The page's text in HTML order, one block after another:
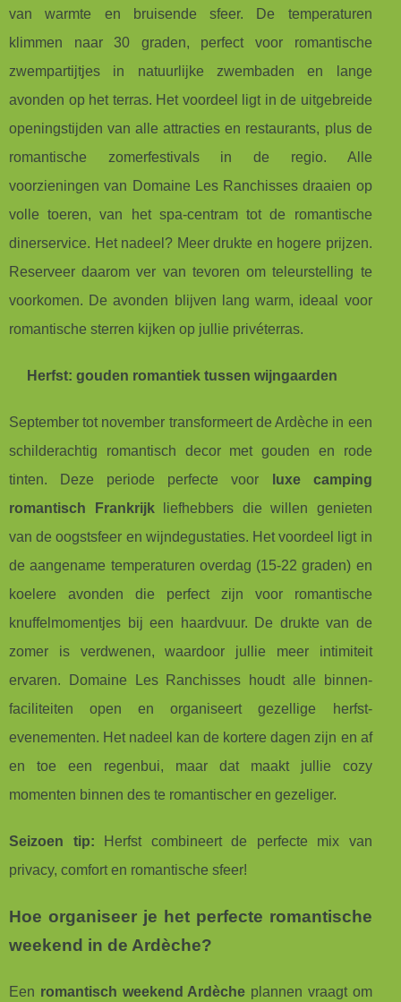
van warmte en bruisende sfeer. De temperaturen
klimmen naar 30 graden, perfect voor romantische
zwempartijtjes in natuurlijke zwembaden en lange
avonden op het terras. Het voordeel ligt in de uitgebreide
openingstijden van alle attracties en restaurants, plus de
romantische zomerfestivals in de regio. Alle
voorzieningen van Domaine Les Ranchisses draaien op
volle toeren, van het spa-centram tot de romantische
dinerservice. Het nadeel? Meer drukte en hogere prijzen.
Reserveer daarom ver van tevoren om teleurstelling te
voorkomen. De avonden blijven lang warm, ideaal voor
romantische sterren kijken op jullie privéterras.
Herfst: gouden romantiek tussen wijngaarden
September tot november transformeert de Ardèche in een
schilderachtig romantisch decor met gouden en rode
tinten. Deze periode perfecte voor
luxe camping
romantisch Frankrijkliefhebbers die willen genieten
van de oogstsfeer en wijndegustaties. Het voordeel ligt in
de aangename temperaturen overdag (15-22 graden) en
koelere avonden die perfect zijn voor romantische
knuffelmomentjes bij een haardvuur. De drukte van de
zomer is verdwenen, waardoor jullie meer intimiteit
ervaren. Domaine Les Ranchisses houdt alle binnen-
faciliteiten open en organiseert gezellige herfst-
evenementen. Het nadeel kan de kortere dagen zijn en af
en toe een regenbui, maar dat maakt jullie cozy
momenten binnen des te romantischer en gezeliger.
Seizoen tip: Herfst combineert de perfecte mix van
privacy, comfort en romantische sfeer!
Hoe organiseer je het perfecte romantische
weekend in de Ardèche?
Een romantisch weekend Ardèche plannen vraagt om